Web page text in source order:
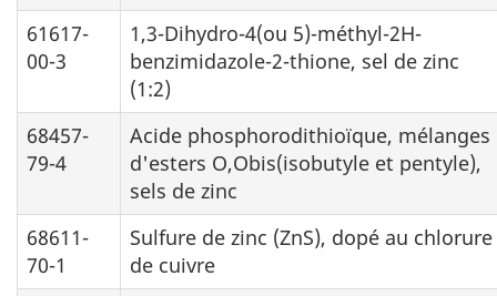
61617-
00-3
1,3-Dihydro-4(ou 5)-méthyl-2H-
benzimidazole-2-thione, sel de zinc
(1:2)
68457-
79-4
Acide phosphorodithioïque, mélanges
d'esters O,Obis(isobutyle et pentyle),
sels de zinc
68611-
70-1
Sulfure de zinc (ZnS), dopé au chlorure
de cuivre